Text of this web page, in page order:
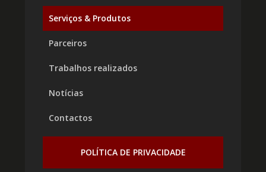
Serviços & Produtos
Parceiros
Trabalhos realizados
Notícias
Contactos
POLÍTICA DE PRIVACIDADE